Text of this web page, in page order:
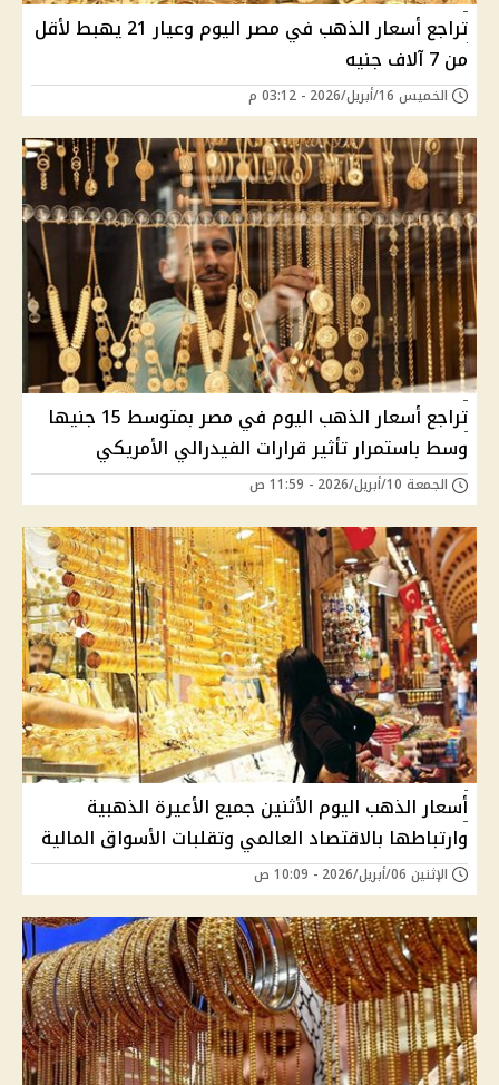
تراجع أسعار الذهب في مصر اليوم وعيار 21 يهبط لأقل
من 7 آلاف جنيه
الخميس 16/أبريل/2026 - 03:12 م
تراجع أسعار الذهب اليوم في مصر بمتوسط 15 جنيها
وسط باستمرار تأثير قرارات الفيدرالي الأمريكي
الجمعة 10/أبريل/2026 - 11:59 ص
أسعار الذهب اليوم الأثنين جميع الأعيرة الذهبية
وارتباطها بالاقتصاد العالمي وتقلبات الأسواق المالية
الإثنين 06/أبريل/2026 - 10:09 ص